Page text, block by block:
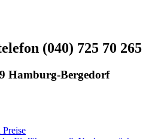
(040) 725 70 265
Hamburg-Bergedorf
Preise